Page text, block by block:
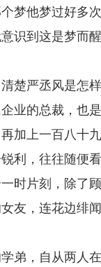
梦他梦过好多
识到这是梦而醒
楚严丞风是怎样
业的总裁，也
加上一百八十
利，往往随便
时片刻，除了
友，连花边绯
弟，自从两人